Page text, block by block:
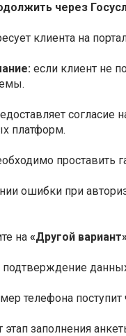
через
клиента на
если клиент не
согласие
платформ.
проставить
ошибки при
на «Другой
телефона
заполнения